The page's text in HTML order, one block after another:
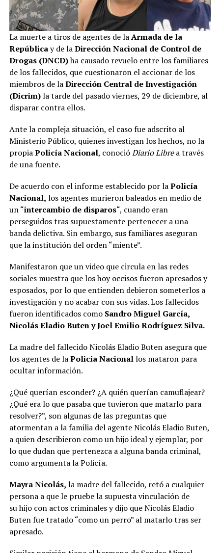
La muerte a tiros de agentes de laArmada de la
Repúblicay de laDirección Nacional de Control de
Drogas (DNCD)ha causado revuelo entre los familiares
de los fallecidos, que cuestionaron el accionar de los
miembros de laDirección Central de Investigación
(Dicrim)la tarde del pasado viernes, 29 de diciembre, al
disparar contra ellos.
Ante la compleja situación, el caso fue adscrito al
Ministerio Público, quienes investigan los hechos, no la
propiaPolicía Nacional, conocióDiario Librea través
de una fuente.
De acuerdo con el informe establecido por laPolicía
Nacional, los agentes murieron baleados en medio de
un “intercambio de disparos“, cuando eran
perseguidos tras supuestamente pertenecer a una
banda delictiva. Sin embargo, sus familiares aseguran
que la institución del orden “miente”.
Manifestaron que un video que circula en las redes
sociales muestra que los hoy occisos fueron apresados y
esposados, por lo que entienden debieron someterlos a
investigación y no acabar con sus vidas. Los fallecidos
fueron identificados como Sandro Miguel García,
Nicolás Eladio Buten y Joel Emilio Rodríguez Silva.
La madre del fallecido Nicolás Eladio Buten asegura que
los agentes de laPolicía Nacionallos mataron para
ocultar información.
¿Qué querían esconder? ¿A quién querían camuflajear?
¿Qué era lo que pasaba que tuvieron que matarlo para
resolver?”, son algunas de las preguntas que
atormentan a la familia del agente Nicolás Eladio Buten,
a quien describieron como un hijo ideal y ejemplar, por
lo que dudan que pertenezca a alguna banda criminal,
como argumenta la Policía.
Mayra Nicolás, la madre del fallecido, retó a cualquier
persona a que le pruebe la supuesta vinculación de
su hijo con actos criminales y dijo que Nicolás Eladio
Buten fue tratado “como un perro” al matarlo tras ser
apresado.